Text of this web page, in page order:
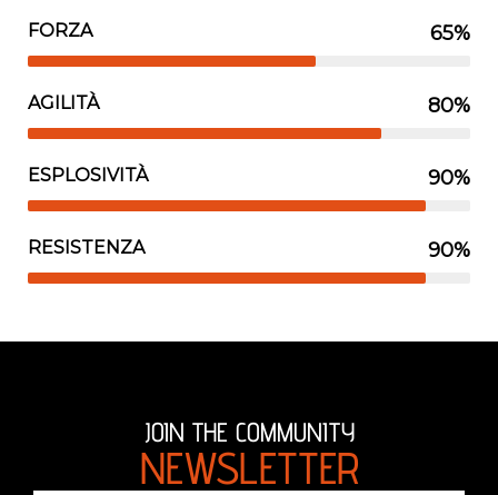
FORZA
Disegnatore web
65%
AGILITÀ
Disegnatore web
80%
ESPLOSIVITÀ
Disegnatore web
90%
RESISTENZA
Disegnatore web
90%
JOIN THE COMMUNITY
NEWSLETTER